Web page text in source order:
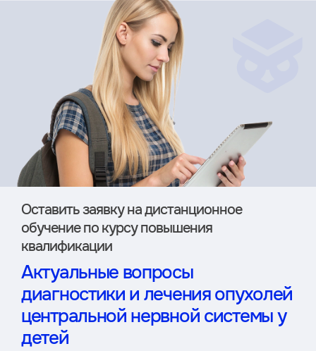
Оставить заявку на дистан­ционное
обучение по курсу повышения
квалификации
Актуальные вопросы
диагностики и лечения опухолей
центральной нервной системы у
детей